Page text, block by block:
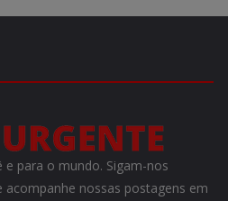
e para o mundo. Sigam-nos
nossas postagens em